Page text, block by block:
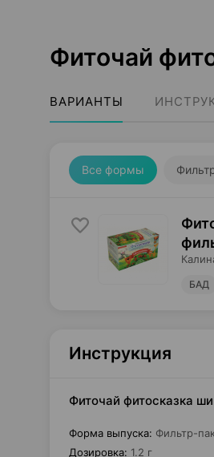
Фиточай
ВАРИАНТЫ
Все формы
БАД
Инструкция
Фиточай фитосказка
Форма выпуска: Фильтр-
Дозировка: 1.2 г